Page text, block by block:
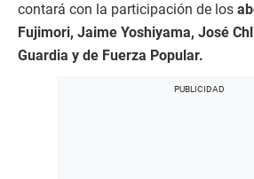
contará con la participación de los
Fujimori, Jaime Yoshiyama, José
Guardia y de Fuerza Popular.